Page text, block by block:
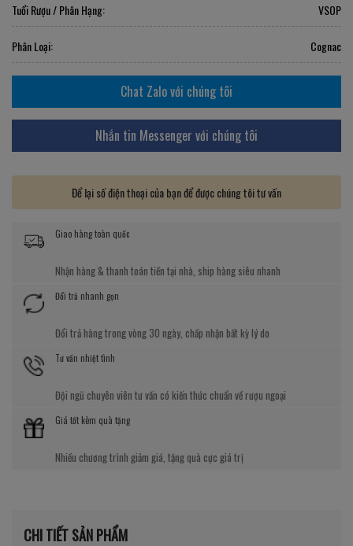
Tuổi Rượu / Phân Hạng: VSOP
Phân Loại: Cognac
Chat Zalo với chúng tôi
Nhắn tin Messenger với chúng tôi
Để lại số điện thoại của bạn để được chúng tôi tư vấn
Giao hàng toàn quốc
Nhận hàng & thanh toán tiền tại nhà, ship hàng siêu nhanh
Đổi trả nhanh gọn
Đổi trả hàng trong vòng 30 ngày, chấp nhận bất kỳ lý do
Tư vấn nhiệt tình
Đội ngũ chuyên viên tư vấn có kiến thức chuẩn về rượu ngoại
Giá tốt kèm quà tặng
Nhiều chương trình giảm giá, tặng quà cực giá trị
CHI TIẾT SẢN PHẨM